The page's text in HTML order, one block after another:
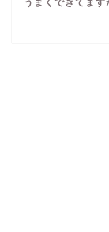
うまくできてます